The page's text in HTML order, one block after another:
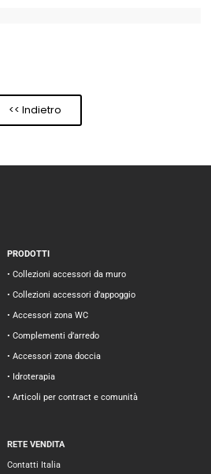
<< Indietro
PRODOTTI
• Collezioni accessori da muro
• Collezioni accessori d’appoggio
• Accessori zona WC
• Complementi d’arredo
• Accessori zona doccia
• Idroterapia
• Articoli per contract e comunità
RETE VENDITA
Contatti Italia